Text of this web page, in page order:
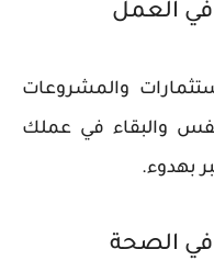
في العمل
والمشروعات
والبقاء في عملك
بهدوء.
في الصحة